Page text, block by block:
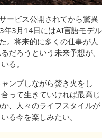
ービス公開されてから驚異
年3月14日にはAI言語モデル
。将来的に多くの仕事が人
だろうという未来予想が、
る。
ンプしながら焚き火をし
って生きていければ最高じ
、人々のライフスタイルが
る今を楽しみたい。